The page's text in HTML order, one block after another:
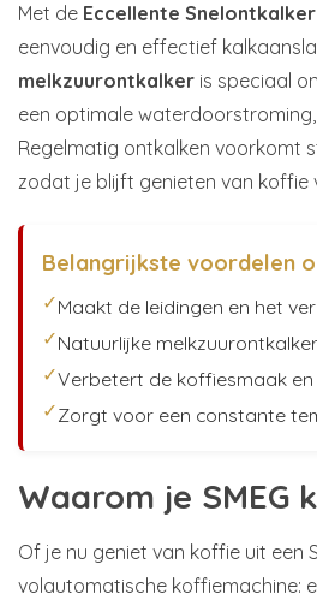
Met de Eccellente
eenvoudig en effectief
melkzuurontkalker is speciaal
een optimale
Regelmatig ontkalken voorkomt
zodat je blijft genieten van koffie
Belangrijkste voordelen
✓Maakt de leidingen en het
✓Natuurlijke
✓Verbetert de koffiesmaak
✓Zorgt voor een constante
Waarom je SMEG
Of je nu geniet van koffie uit
volautomatische koffiemachine: